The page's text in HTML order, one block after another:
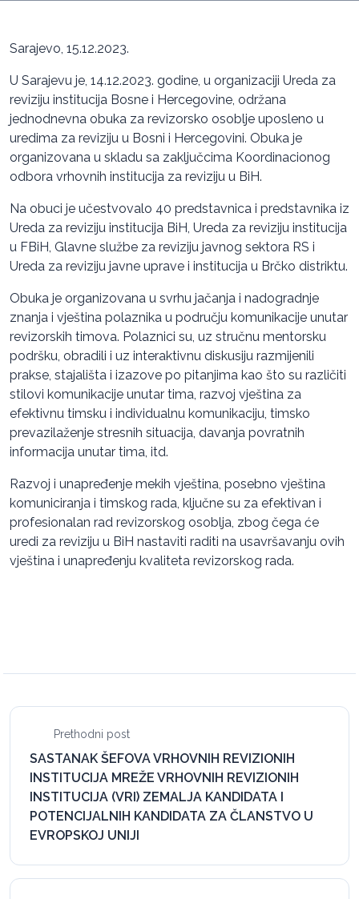
Sarajevo, 15.12.2023.
U Sarajevu je, 14.12.2023. godine, u organizaciji Ureda za
reviziju institucija Bosne i Hercegovine, održana
jednodnevna obuka za revizorsko osoblje uposleno u
uredima za reviziju u Bosni i Hercegovini. Obuka je
organizovana u skladu sa zaključcima Koordinacionog
odbora vrhovnih institucija za reviziju u BiH.
Na obuci je učestvovalo 40 predstavnica i predstavnika iz
Ureda za reviziju institucija BiH, Ureda za reviziju institucija
u FBiH, Glavne službe za reviziju javnog sektora RS i
Ureda za reviziju javne uprave i institucija u Brčko distriktu.
Obuka je organizovana u svrhu jačanja i nadogradnje
znanja i vještina polaznika u području komunikacije unutar
revizorskih timova. Polaznici su, uz stručnu mentorsku
podršku, obradili i uz interaktivnu diskusiju razmijenili
prakse, stajališta i izazove po pitanjima kao što su različiti
stilovi komunikacije unutar tima, razvoj vještina za
efektivnu timsku i individualnu komunikaciju, timsko
prevazilaženje stresnih situacija, davanja povratnih
informacija unutar tima, itd.
Razvoj i unapređenje mekih vještina, posebno vještina
komuniciranja i timskog rada, ključne su za efektivan i
profesionalan rad revizorskog osoblja, zbog čega će
uredi za reviziju u BiH nastaviti raditi na usavršavanju ovih
vještina i unapređenju kvaliteta revizorskog rada.
Prethodni post
SASTANAK ŠEFOVA VRHOVNIH REVIZIONIH
INSTITUCIJA MREŽE VRHOVNIH REVIZIONIH
INSTITUCIJA (VRI) ZEMALJA KANDIDATA I
POTENCIJALNIH KANDIDATA ZA ČLANSTVO U
EVROPSKOJ UNIJI